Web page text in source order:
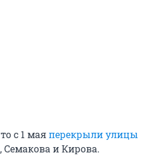
с 1 маяперекрыли улицы
Семакова и Кирова.